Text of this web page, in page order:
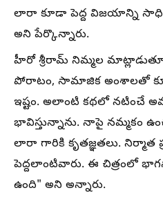
లారా కూడా పెద్ద విజయాన్ని
అని పేర్కొన్నారు.
హీరో శ్రీరామ్ నిమ్మల
పోరాటం, సామాజిక అంశాలతో
ఇష్టం. అలాంటి కథలో నటించే
భావిస్తున్నాను. నాపై నమ్మకం
లారా గారికి కృతజ్ఞతలు. నిర్మాత
పెద్దలాంటివారు. ఈ చిత్రంలో
ఉంది" అని అన్నారు.